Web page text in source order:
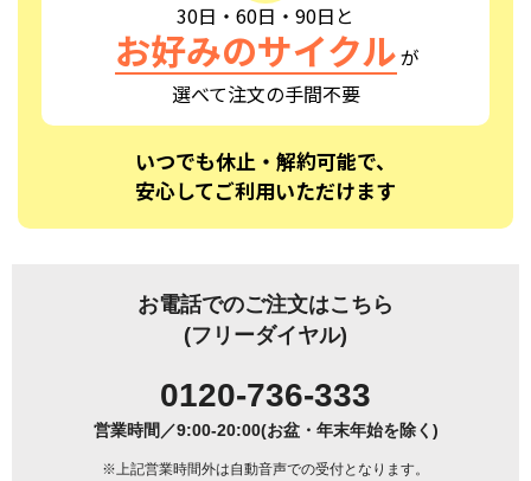
30日・60日・90日と
お好みのサイクルが
選べて注文の手間不要
いつでも休止・解約可能で、
安心してご利用いただけます
お電話でのご注文はこちら
(フリーダイヤル)
0120-736-333
営業時間／9:00-20:00(お盆・年末年始を除く)
※上記営業時間外は自動音声での受付となります。